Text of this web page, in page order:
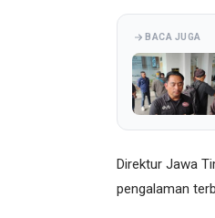
BACA JUGA
Direktur Jawa
pengalaman